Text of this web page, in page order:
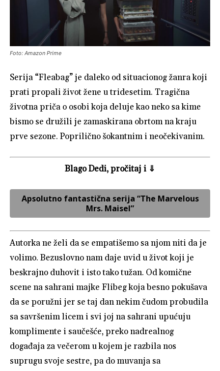
Foto: Amazon Prime
Serija “Fleabag” je daleko od situacionog žanra koji
prati propali život žene u tridesetim. Tragična
životna priča o osobi koja deluje kao neko sa kime
bismo se družili je zamaskirana obrtom na kraju
prve sezone. Poprilično šokantnim i neočekivanim.
Blago Dedi, pročitaj i ⇓
Apsolutno fantastična serija “The Marvelous
Mrs. Maisel”
Autorka ne želi da se empatišemo sa njom niti da je
volimo. Bezuslovno nam daje uvid u život koji je
beskrajno duhovit i isto tako tužan. Od komične
scene na sahrani majke Flibeg koja besno pokušava
da se poružni jer se taj dan nekim čudom probudila
sa savršenim licem i svi joj na sahrani upućuju
komplimente i saučešće, preko nadrealnog
događaja za večerom u kojem je razbila nos
suprugu svoje sestre, pa do muvanja sa